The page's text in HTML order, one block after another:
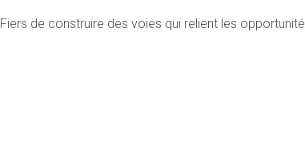
Fiers de construire des voies qui relient les